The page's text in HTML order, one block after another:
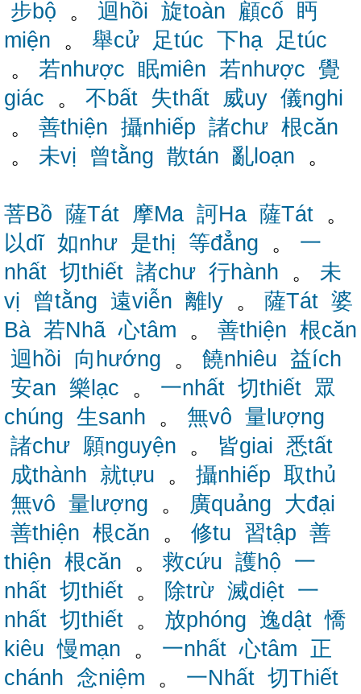
步bộ 。 迴hồi 旋toàn 顧cố
眄
miện 。 舉cử 足túc 下hạ 足túc
。 若nhược 眠miên 若nhược 覺
giác 。 不bất 失thất 威uy 儀nghi
。 善thiện 攝nhiếp 諸chư 根căn
。 未vị 曾tằng 散tán 亂loạn 。
菩Bồ 薩Tát 摩Ma 訶Ha 薩Tát 。
以dĩ 如như 是thị 等đẳng 。 一
nhất 切thiết 諸chư 行hành 。 未
vị
曾tằng 遠viễn 離ly 。 薩Tát 婆
Bà 若Nhã 心tâm 。 善thiện 根căn
迴hồi
向hướng 。 饒nhiêu 益ích
安an 樂lạc 。 一nhất 切thiết 眾
chúng 生sanh 。 無vô 量lượng
諸chư 願nguyện 。 皆giai 悉tất
成thành 就tựu 。 攝nhiếp 取thủ
無vô 量lượng 。 廣quảng 大đại
善thiện 根căn 。 修tu 習tập 善
thiện 根căn 。 救cứu 護hộ 一
nhất 切thiết 。 除trừ 滅diệt 一
nhất 切thiết 。 放phóng 逸dật 憍
kiêu 慢mạn 。 一nhất 心tâm 正
chánh 念niệm 。 一Nhất 切Thiết